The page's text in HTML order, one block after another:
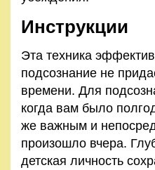
Инструкции
Эта техника
подсознание не
времени. Для
когда вам было
же важным и
произошло вчера.
детская личность